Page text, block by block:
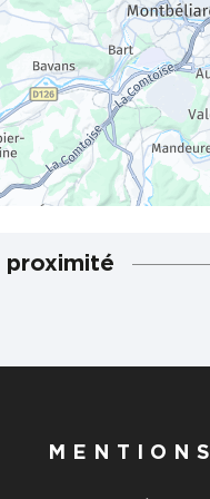
proximité
MENTIONS